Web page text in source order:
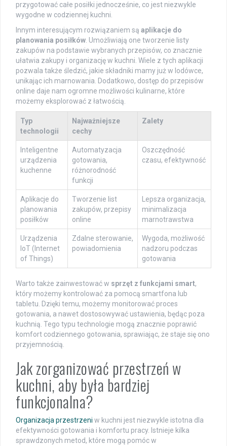
przygotować całe posiłki jednocześnie, co jest niezwykle
wygodne w codziennej kuchni.
Innym interesującym rozwiązaniem są aplikacje do
planowania posiłków. Umożliwiają one tworzenie listy
zakupów na podstawie wybranych przepisów, co znacznie
ułatwia zakupy i organizację w kuchni. Wiele z tych aplikacji
pozwala także śledzić, jakie składniki mamy już w lodówce,
unikając ich marnowania. Dodatkowo, dostęp do przepisów
online daje nam ogromne możliwości kulinarne, które
możemy eksplorować z łatwością.
Typ
technologii
Najważniejsze
cechy
Zalety
Inteligentne
urządzenia
kuchenne
Automatyzacja
gotowania,
różnorodność
funkcji
Oszczędność
czasu, efektywność
Aplikacje do
planowania
posiłków
Tworzenie list
zakupów, przepisy
online
Lepsza organizacja,
minimalizacja
marnotrawstwa
Urządzenia
IoT (Internet
of Things)
Zdalne sterowanie,
powiadomienia
Wygoda, możliwość
nadzoru podczas
gotowania
Warto także zainwestować w sprzęt z funkcjami smart,
który możemy kontrolować za pomocą smartfona lub
tabletu. Dzięki temu, możemy monitorować proces
gotowania, a nawet dostosowywać ustawienia, będąc poza
kuchnią. Tego typu technologie mogą znacznie poprawić
komfort codziennego gotowania, sprawiając, że staje się ono
przyjemnością.
Jak zorganizować przestrzeń w
kuchni, aby była bardziej
funkcjonalna?
Organizacja przestrzeni w kuchni jest niezwykle istotna dla
efektywności gotowania i komfortu pracy. Istnieje kilka
sprawdzonych metod, które mogą pomóc w